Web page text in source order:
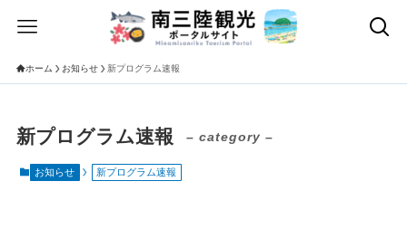
ホーム お知らせ 新プログラム速報
新プログラム速報 – category –
お知らせ 新プログラム速報